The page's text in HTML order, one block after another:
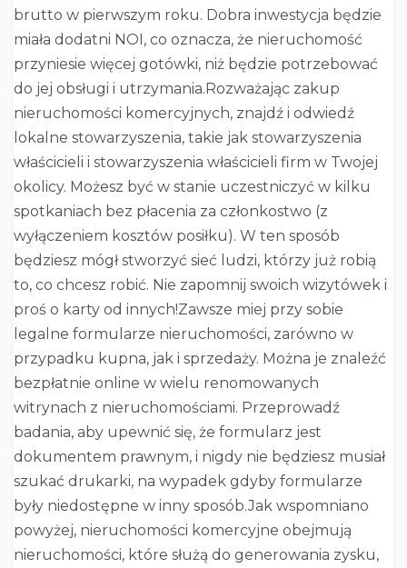
brutto w pierwszym roku. Dobra inwestycja będzie
miała dodatni NOI, co oznacza, że ​​nieruchomość
przyniesie więcej gotówki, niż będzie potrzebować
do jej obsługi i utrzymania.Rozważając zakup
nieruchomości komercyjnych, znajdź i odwiedź
lokalne stowarzyszenia, takie jak stowarzyszenia
właścicieli i stowarzyszenia właścicieli firm w Twojej
okolicy. Możesz być w stanie uczestniczyć w kilku
spotkaniach bez płacenia za członkostwo (z
wyłączeniem kosztów posiłku). W ten sposób
będziesz mógł stworzyć sieć ludzi, którzy już robią
to, co chcesz robić. Nie zapomnij swoich wizytówek i
proś o karty od innych!Zawsze miej przy sobie
legalne formularze nieruchomości, zarówno w
przypadku kupna, jak i sprzedaży. Można je znaleźć
bezpłatnie online w wielu renomowanych
witrynach z nieruchomościami. Przeprowadź
badania, aby upewnić się, że formularz jest
dokumentem prawnym, i nigdy nie będziesz musiał
szukać drukarki, na wypadek gdyby formularze
były niedostępne w inny sposób.Jak wspomniano
powyżej, nieruchomości komercyjne obejmują
nieruchomości, które służą do generowania zysku,